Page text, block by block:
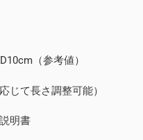
（参考値）
じて長さ調整可能）
明書